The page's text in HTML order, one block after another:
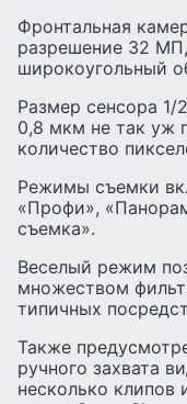
Фронтальная
разрешение 32
широкоугольный
Размер сенсора
0,8 мкм не так уж
количество
Режимы съемки
«Профи»,
съемка».
Веселый режим
множеством
типичных
Также
ручного захвата
несколько клипов